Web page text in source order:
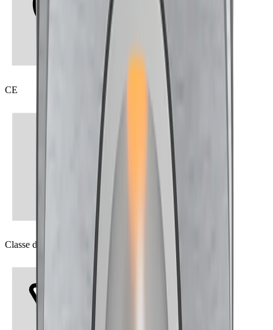
CE
Classe de protection II